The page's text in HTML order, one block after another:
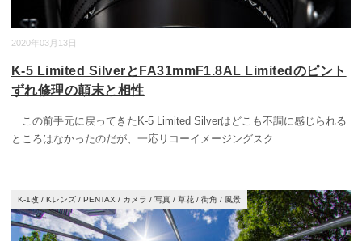
2020年03月13日
K-5 Limited SilverとFA31mmF1.8AL Limitedのピント
ずれ修理の顛末と相性
この前手元に戻ってきたK-5 Limited Silverはどこも不調に感じられる
ところはなかったのだが、一応リコーイメージングスク ...
K-1改 / Kレンズ / PENTAX / カメラ / 写真 / 草花 / 街角 / 風景